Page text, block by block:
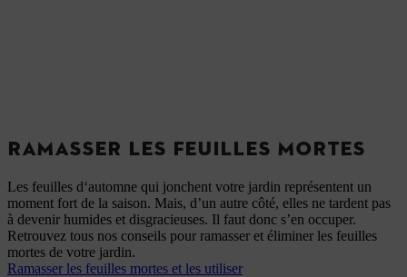
RAMASSER LES FEUILLES MORTES
Les feuilles d‘automne qui jonchent votre jardin représentent un
moment fort de la saison. Mais, d’un autre côté, elles ne tardent pas
à devenir humides et disgracieuses. Il faut donc s’en occuper.
Retrouvez tous nos conseils pour ramasser et éliminer les feuilles
mortes de votre jardin.
Ramasser les feuilles mortes et les utiliser